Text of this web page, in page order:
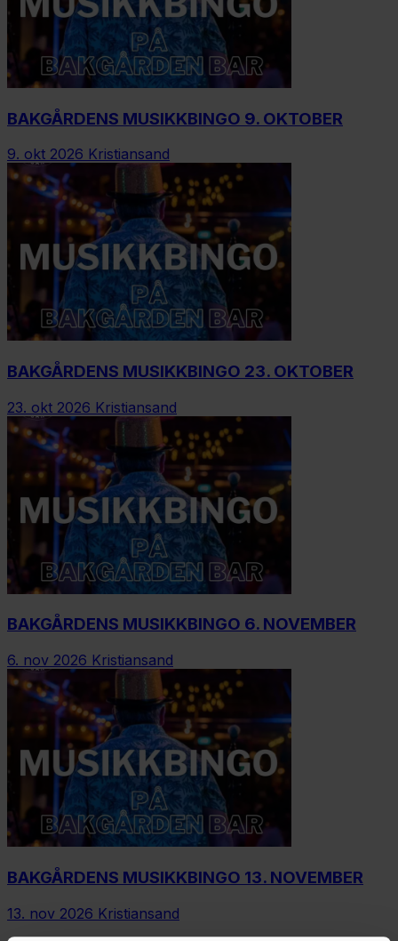
BAKGÅRDENS MUSIKKBINGO 9. OKTOBER
9. okt 2026 Kristiansand
BAKGÅRDENS MUSIKKBINGO 23. OKTOBER
23. okt 2026 Kristiansand
BAKGÅRDENS MUSIKKBINGO 6. NOVEMBER
6. nov 2026 Kristiansand
BAKGÅRDENS MUSIKKBINGO 13. NOVEMBER
13. nov 2026 Kristiansand